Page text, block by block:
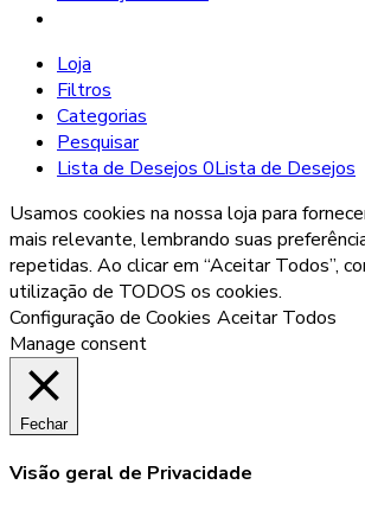
Loja
Filtros
Categorias
Pesquisar
Lista de Desejos 0Lista de Desejos
Usamos cookies na nossa loja para
mais relevante, lembrando suas
repetidas. Ao clicar em “Aceitar Todos”,
utilização de TODOS os cookies.
Configuração de Cookies Aceitar Todos
Manage consent
Fechar
Visão geral de Privacidade